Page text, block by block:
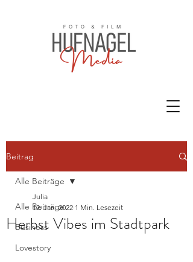
Beitrag
Alle Beiträge
Business
Lovestory
Alle Beiträge
Herbst Vibes im Stadtpark
Julia
12. Jan. 2022 1 Min. Lesezeit